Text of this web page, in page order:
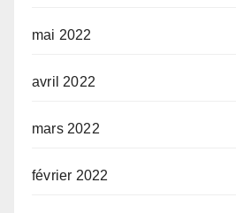
mai 2022
avril 2022
mars 2022
février 2022